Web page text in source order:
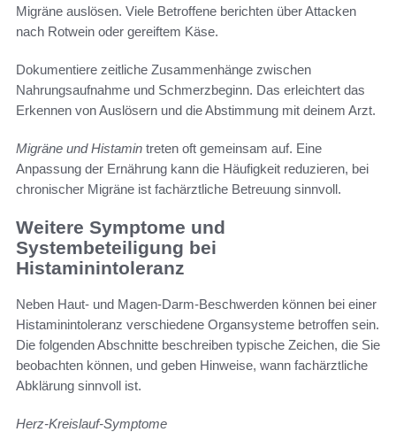
Migräne auslösen. Viele Betroffene berichten über Attacken
nach Rotwein oder gereiftem Käse.
Dokumentiere zeitliche Zusammenhänge zwischen
Nahrungsaufnahme und Schmerzbeginn. Das erleichtert das
Erkennen von Auslösern und die Abstimmung mit deinem Arzt.
Migräne und Histamin treten oft gemeinsam auf. Eine
Anpassung der Ernährung kann die Häufigkeit reduzieren, bei
chronischer Migräne ist fachärztliche Betreuung sinnvoll.
Weitere Symptome und
Systembeteiligung bei
Histaminintoleranz
Neben Haut- und Magen-Darm-Beschwerden können bei einer
Histaminintoleranz verschiedene Organsysteme betroffen sein.
Die folgenden Abschnitte beschreiben typische Zeichen, die Sie
beobachten können, und geben Hinweise, wann fachärztliche
Abklärung sinnvoll ist.
Herz-Kreislauf-Symptome